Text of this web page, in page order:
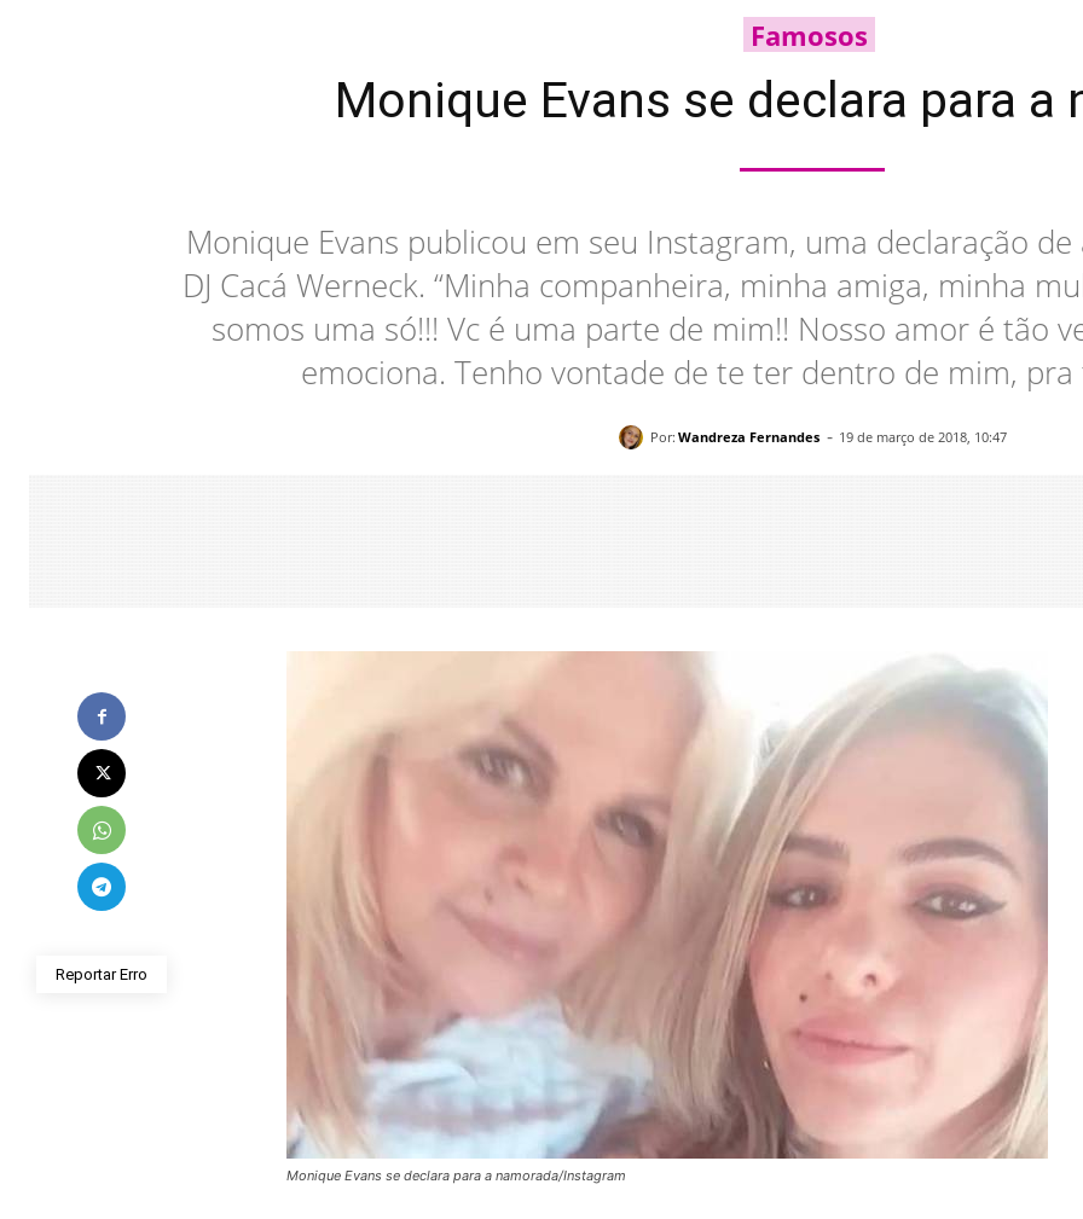
Famosos
Monique Evans se declara para a
Monique Evans publicou em seu Instagram, uma declaração
DJ Cacá Werneck. “Minha companheira, minha amiga, minha
somos uma só!!! Vc é uma parte de mim!! Nosso amor é tão
emociona. Tenho vontade de te ter dentro de mim,
Por: Wandreza Fernandes - 19 de março de 2018, 10:47
Reportar Erro
Monique Evans se declara para a namorada/Instagram